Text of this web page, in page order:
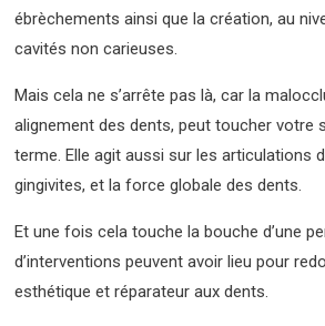
ébrèchements ainsi que la création, au
cavités non carieuses.
Mais cela ne s’arrête pas là, car la
alignement des dents, peut toucher votre
terme. Elle agit aussi sur les articulations
gingivites, et la force globale des dents.
Et une fois cela touche la bouche d’une
d’interventions peuvent avoir lieu pour
esthétique et réparateur aux dents.